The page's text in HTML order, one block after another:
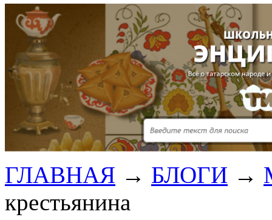
ГЛАВНАЯ → БЛОГИ →
крестьянина